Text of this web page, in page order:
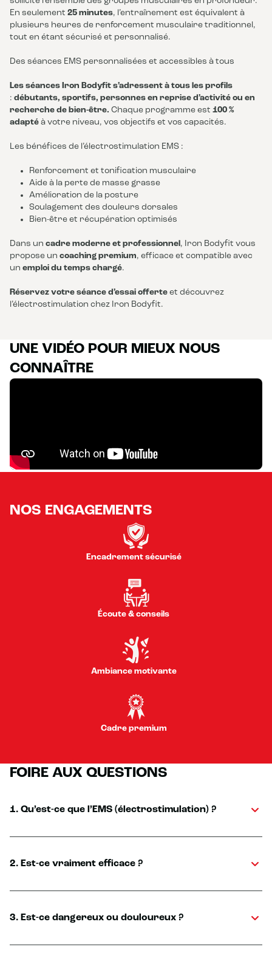
En seulement 25 minutes, l’entraînement est équivalent à
plusieurs heures de renforcement musculaire traditionnel,
tout en étant sécurisé et personnalisé.
Des séances EMS personnalisées et accessibles à tous
Les séances Iron Bodyfit s’adressent à tous les profils
: débutants, sportifs, personnes en reprise d’activité ou en
recherche de bien-être. Chaque programme est 100 %
adapté à votre niveau, vos objectifs et vos capacités.
Les bénéfices de l’électrostimulation EMS :
Renforcement et tonification musculaire
Aide à la perte de masse grasse
Amélioration de la posture
Soulagement des douleurs dorsales
Bien-être et récupération optimisés
Dans un cadre moderne et professionnel , Iron Bodyfit vous
propose un coaching premium, efficace et compatible avec
un emploi du temps chargé.
Réservez votre séance d’essai offerte et découvrez
l’électrostimulation chez Iron Bodyfit.
UNE VIDÉO POUR MIEUX NOUS
CONNAÎTRE
NOS ENGAGEMENTS
Encadrement sécurisé
Écoute & conseils
Ambiance motivante
Cadre premium
FOIRE AUX QUESTIONS
1. Qu’est-ce que l’EMS (électrostimulation) ?
2. Est-ce vraiment efficace ?
3. Est-ce dangereux ou douloureux ?